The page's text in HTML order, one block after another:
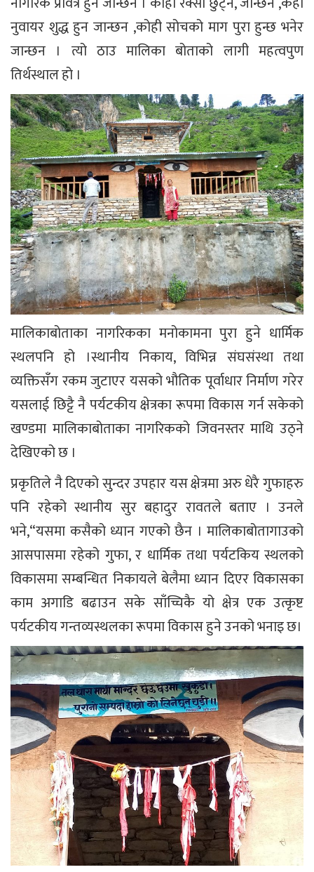
नुवायर शुद्ध हुन जान्छन ,कोही सोचको माग पुरा हुन्छ भनेर
जान्छन । त्यो ठाउ मालिका बोताको लागी महत्वपुण
तिर्थस्थाल हो ।
मालिकाबोताका नागरिकका मनोकामना पुरा हुने धार्मिक
स्थलपनि हो ।स्थानीय निकाय, विभिन्न संघसंस्था तथा
व्यक्तिसँग रकम जुटाएर यसको भौतिक पूर्वाधार निर्माण गरेर
यसलाई छिट्टै नै पर्यटकीय क्षेत्रका रूपमा विकास गर्न सकेको
खण्डमा मालिकाबोताका नागरिकको जिवनस्तर माथि उठ्ने
देखिएको छ ।
प्रकृतिले नै दिएको सुन्दर उपहार यस क्षेत्रमा अरु धेरै गुफाहरु
पनि रहेको स्थानीय सुर बहादुर रावतले बताए । उनले
भने,“यसमा कसैको ध्यान गएको छैन । मालिकाबोतागाउको
आसपासमा रहेको गुफा, र धार्मिक तथा पर्यटकिय स्थलको
विकासमा सम्बन्धित निकायले बेलैमा ध्यान दिएर विकासका
काम अगाडि बढाउन सके साँच्चिकै यो क्षेत्र एक उत्कृष्ट
पर्यटकीय गन्तव्यस्थलका रूपमा विकास हुने उनको भनाइ छ।